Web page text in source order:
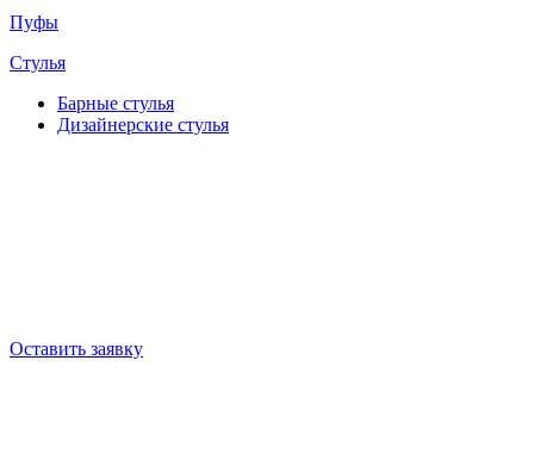
Пуфы
Стулья
Барные cтулья
Дизайнерские cтулья
Оставить заявку